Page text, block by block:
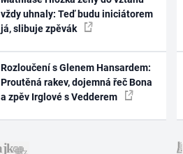
vždy uhnaly: Teď budu iniciátorem
já, slibuje zpěvák
Rozloučení s Glenem Hansardem:
Proutěná rakev, dojemná řeč Bona
a zpěv Irglové s Vedderem